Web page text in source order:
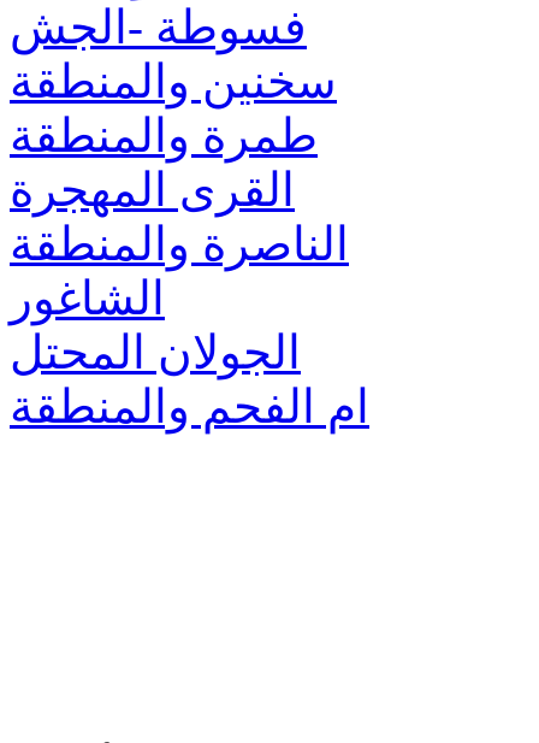
فسوطة -الجش
سخنين والمنطقة
طمرة والمنطقة
القرى المهجرة
الناصرة والمنطقة
الشاغور
الجولان المحتل
ام الفحم والمنطقة